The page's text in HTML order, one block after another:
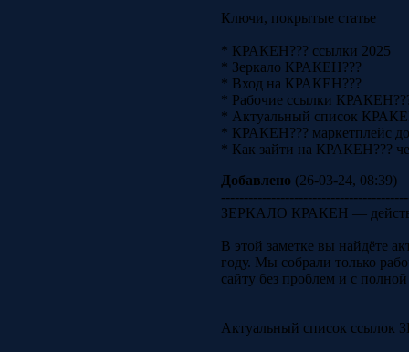
Ключи, покрытые статье
* КРАКЕН??? ссылки 2025
* Зеркало КРАКЕН???
* Вход на КРАКЕН???
* Рабочие ссылки
* Актуальный список
* КРАКЕН??? маркетплейс
* Как зайти на КРАКЕН???
Добавлено (26-03-24, 08:39)
ЗЕРКАЛО КРАКЕН —
В этой заметке вы найдёте
году. Мы собрали только
сайту без проблем и с
Актуальный список